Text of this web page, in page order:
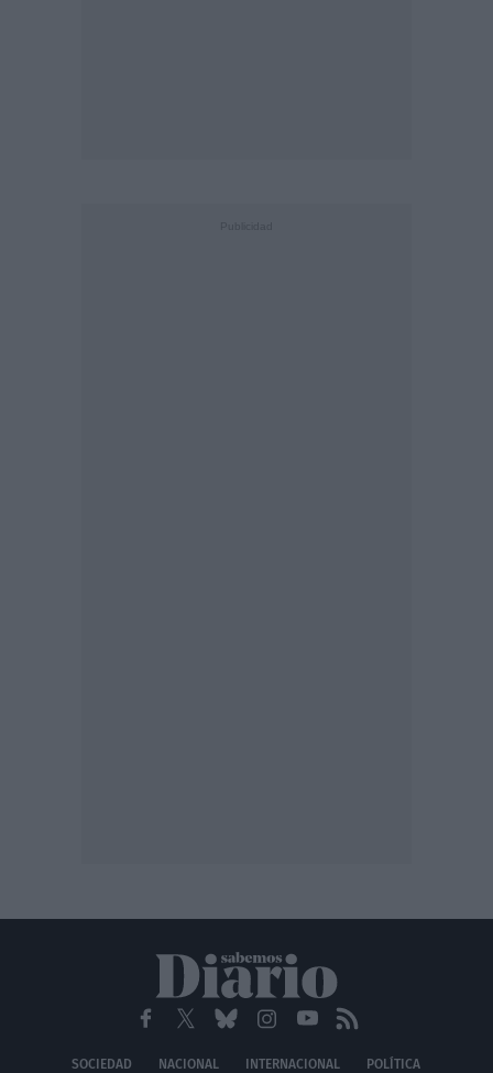
SOCIEDAD NACIONAL INTERNACIONAL POLÍTICA